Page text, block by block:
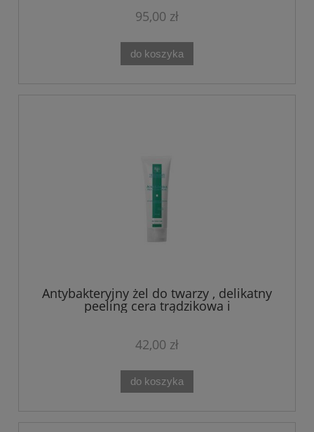
95,00 zł
do koszyka
Antybakteryjny żel do twarzy , delikatny
peeling cera trądzikowa i
problematyczna Acne-Logique Theo
42,00 zł
do koszyka